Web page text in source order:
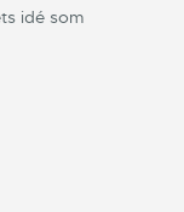
idé som